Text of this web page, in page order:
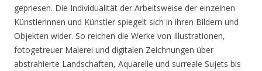
gepriesen. Die Individualität der Arbeitsweise der einzelnen
Künstlerinnen und Künstler spiegelt sich in ihren Bildern und
Objekten wider. So reichen die Werke von Illustrationen,
fotogetreuer Malerei und digitalen Zeichnungen über
abstrahierte Landschaften, Aquarelle und surreale Sujets bis